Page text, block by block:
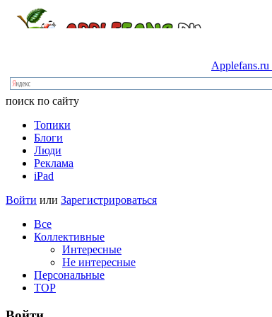
Applefans.ru
поиск по сайту
Топики
Блоги
Люди
Реклама
iPad
Войти или Зарегистрироваться
Все
Коллективные
Интересные
Не интересные
Персональные
TOP